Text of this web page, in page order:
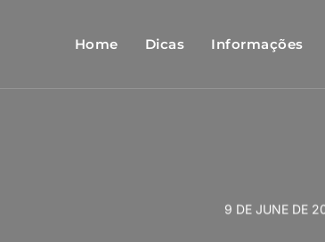
Home Dicas Informações
9 DE JUNE DE